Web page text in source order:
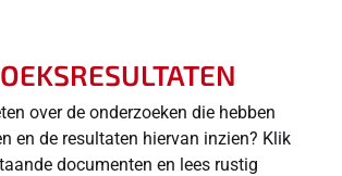
over de onderzoeken die hebben
en de resultaten hiervan inzien? Klik
documenten en lees rustig